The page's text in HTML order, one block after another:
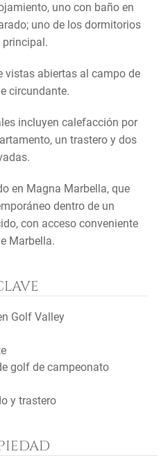
uno con baño en
uno de los dormitorios
principal.
vistas abiertas al campo de
circundante.
incluyen calefacción por
un trastero y dos
en Magna Marbella, que
dentro de un
con acceso conveniente
Marbella.
Golf Valley
golf de campeonato
y trastero